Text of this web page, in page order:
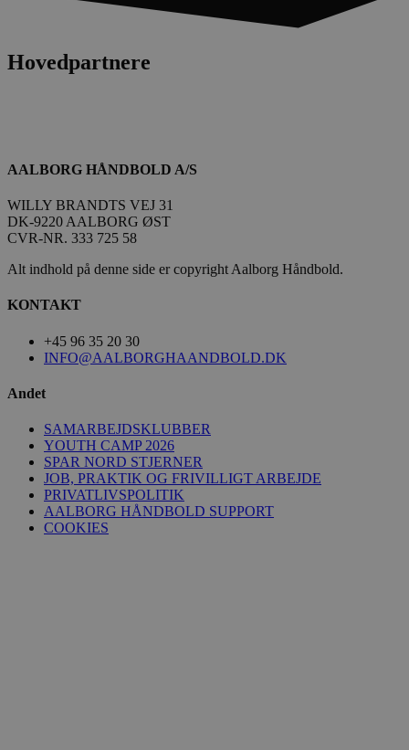
Hovedpartnere
AALBORG HÅNDBOLD A/S
WILLY BRANDTS VEJ 31
DK-9220 AALBORG ØST
CVR-NR. 333 725 58
Alt indhold på denne side er copyright Aalborg Håndbold.
KONTAKT
+45 96 35 20 30
INFO@AALBORGHAANDBOLD.DK
Andet
SAMARBEJDSKLUBBER
YOUTH CAMP 2026
SPAR NORD STJERNER
JOB, PRAKTIK OG FRIVILLIGT ARBEJDE
PRIVATLIVSPOLITIK
AALBORG HÅNDBOLD SUPPORT
COOKIES